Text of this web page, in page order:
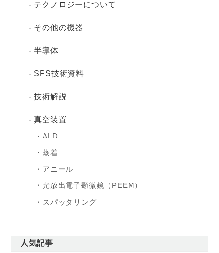
テクノロジーについて
その他の機器
半導体
SPS技術資料
技術解説
真空装置
ALD
蒸着
アニール
光放出電子顕微鏡（PEEM）
スパッタリング
人気記事